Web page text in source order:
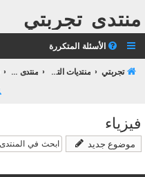
منتدى تجربتي
الأسئلة المتكررة
تجربتي منتديات التعليم الثانوي منتدى التعليم الجامعي
فيزياء
موضوع جديد